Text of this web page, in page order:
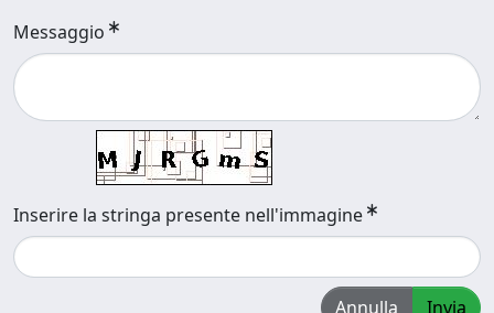
Messaggio
Inserire la stringa presente nell'immagine
Annulla Invia